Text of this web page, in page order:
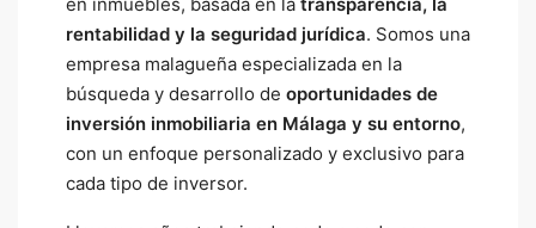
rentabilidad y la seguridad jurídica. Somos una
empresa malagueña especializada en la
búsqueda y desarrollo de oportunidades de
inversión inmobiliaria en Málaga y su entorno,
con un enfoque personalizado y exclusivo para
cada tipo de inversor.